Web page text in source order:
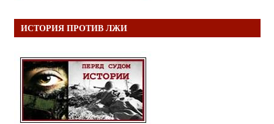
ИСТОРИЯ ПРОТИВ ЛЖИ